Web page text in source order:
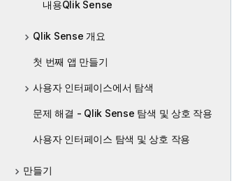
내용Qlik Sense
Qlik Sense 개요
첫 번째 앱 만들기
사용자 인터페이스에서 탐색
문제 해결 - Qlik Sense 탐색 및 상호 작용
사용자 인터페이스 탐색 및 상호 작용
만들기